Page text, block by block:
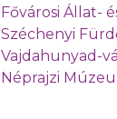
Fővárosi Állat-
Széchenyi
Vajdahunyad-
Néprajzi